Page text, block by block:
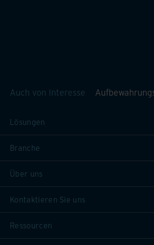
Auch von Interesse
Lösungen
Branche
Über uns
Kontaktieren Sie uns
Ressourcen